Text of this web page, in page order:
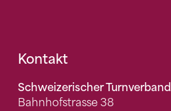
Fusszeile
Kontakt
Schweizerischer Turnverband
Bahnhofstrasse 38